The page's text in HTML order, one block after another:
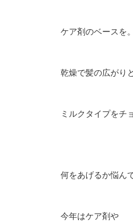
ケア剤のベースを。
乾燥で髪の広がり
ミルクタイプをチ
何をあげるか悩ん
今年はケア剤や